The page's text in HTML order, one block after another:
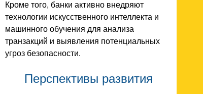
Кроме того, банки активно внедряют
технологии искусственного интеллекта и
машинного обучения для анализа
транзакций и выявления потенциальных
угроз безопасности.
Перспективы развития